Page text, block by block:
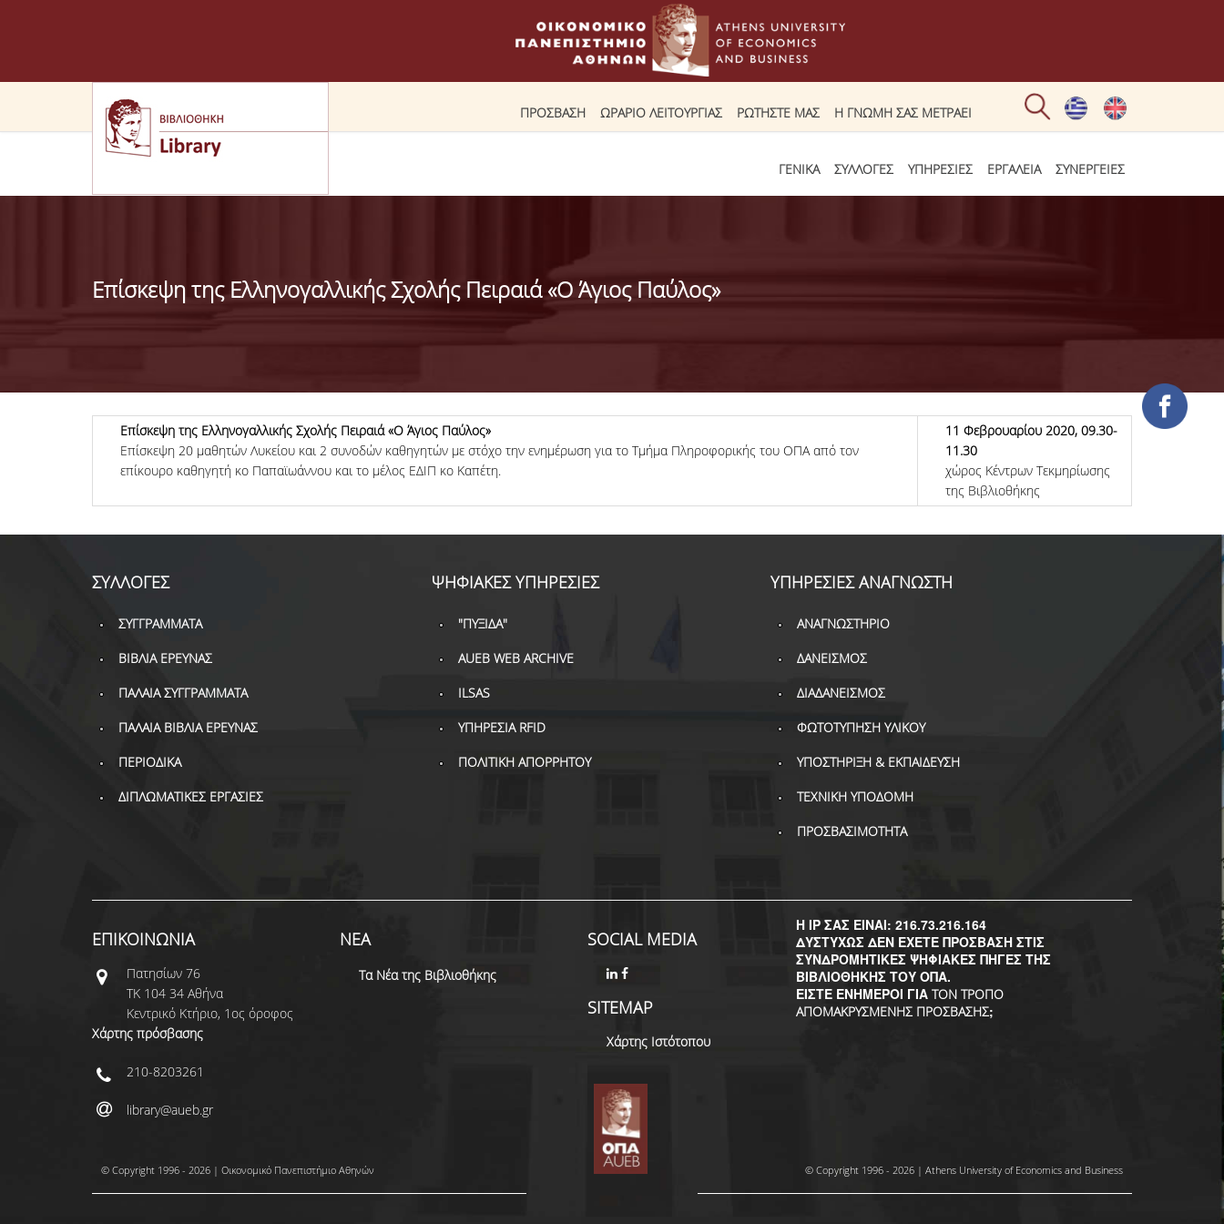
ΠΡΟΣΒΑΣΗ ΩΡΑΡΙΟ ΛΕΙΤΟΥΡΓΙΑΣ ΡΩΤΗΣΤΕ ΜΑΣ Η ΓΝΩΜΗ ΣΑΣ ΜΕΤΡΑΕΙ
ΓΕΝΙΚΑ ΣΥΛΛΟΓΕΣ ΥΠΗΡΕΣΙΕΣ ΕΡΓΑΛΕΙΑ ΣΥΝΕΡΓΕΙΕΣ
Επίσκεψη της Ελληνογαλλικής Σχολής Πειραιά «Ο Άγιος Παύλος»
Επίσκεψη της Ελληνογαλλικής Σχολής Πειραιά «Ο Άγιος Παύλος»
Επίσκεψη 20 μαθητών Λυκείου και 2 συνοδών καθηγητών με στόχο την ενημέρωση για το Τμήμα Πληροφορικής του ΟΠΑ από τον
επίκουρο καθηγητή κο Παπαϊωάννου και το μέλος ΕΔΙΠ κο Καπέτη.
11 Φεβρουαρίου 2020, 09.30-
11.30
χώρος Κέντρων Τεκμηρίωσης
της Βιβλιοθήκης
ΣΥΛΛΟΓΕΣ
ΣΥΓΓΡΑΜΜΑΤΑ
ΒΙΒΛΙΑ ΕΡΕΥΝΑΣ
ΠΑΛΑΙΑ ΣΥΓΓΡΑΜΜΑΤΑ
ΠΑΛΑΙΑ ΒΙΒΛΙΑ ΕΡΕΥΝΑΣ
ΠΕΡΙΟΔΙΚΑ
ΔΙΠΛΩΜΑΤΙΚΕΣ ΕΡΓΑΣΙΕΣ
ΨΗΦΙΑΚΕΣ ΥΠΗΡΕΣΙΕΣ
"ΠΥΞΙΔΑ"
AUEB WEB ARCHIVE
ILSAS
ΥΠΗΡΕΣΙΑ RFID
ΠΟΛΙΤΙΚΗ ΑΠΟΡΡΗΤΟΥ
ΥΠΗΡΕΣΙΕΣ ΑΝΑΓΝΩΣΤΗ
ΑΝΑΓΝΩΣΤΗΡΙΟ
ΔΑΝΕΙΣΜΟΣ
ΔΙΑΔΑΝΕΙΣΜΟΣ
ΦΩΤΟΤΥΠΗΣΗ ΥΛΙΚΟΥ
ΥΠΟΣΤΗΡΙΞΗ & ΕΚΠΑΙΔΕΥΣΗ
ΤΕΧΝΙΚΗ ΥΠΟΔΟΜΗ
ΠΡΟΣΒΑΣΙΜΟΤΗΤΑ
Η IP ΣΑΣ ΕΙΝΑΙ: 216.73.216.164
ΔΥΣΤΥΧΩΣ ΔΕΝ ΕΧΕΤΕ ΠΡΟΣΒΑΣΗ ΣΤΙΣ
ΣΥΝΔΡΟΜΗΤΙΚΕΣ ΨΗΦΙΑΚΕΣ ΠΗΓΕΣ ΤΗΣ
ΒΙΒΛΙΟΘΗΚΗΣ ΤΟΥ ΟΠΑ.
ΕΙΣΤΕ ΕΝΗΜΕΡΟΙ ΓΙΑ ΤΟΝ ΤΡΟΠΟ
ΑΠΟΜΑΚΡΥΣΜΕΝΗΣ ΠΡΟΣΒΑΣΗΣ;
ΕΠΙΚΟΙΝΩΝΙΑ
Πατησίων 76
ΤΚ 104 34 Αθήνα
Κεντρικό Κτήριο, 1ος όροφος
Χάρτης πρόσβασης
210-8203261
library@aueb.gr
ΝΕΑ
Τα Νέα της Βιβλιοθήκης
SOCIAL MEDIA
SITEMAP
Χάρτης Ιστότοπου
© Copyright 1996 - 2026 | Οικονομικό Πανεπιστήμιο Αθηνών © Copyright 1996 - 2026 | Athens University of Economics and Business